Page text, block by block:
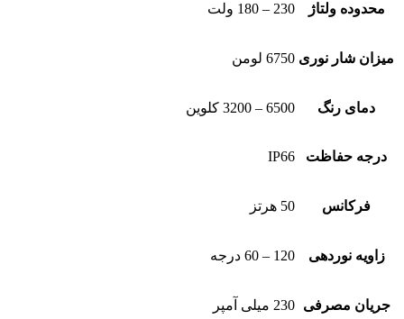
محدوده ولتاژ 230 – 180 ولت
میزان شار نوری 6750 لومن
دمای رنگ 6500 – 3200 کلوین
درجه حفاظت IP66
فرکانس 50 هرتز
زاویه نوردهی 120 – 60 درجه
جریان مصرفی 230 میلی آمپر